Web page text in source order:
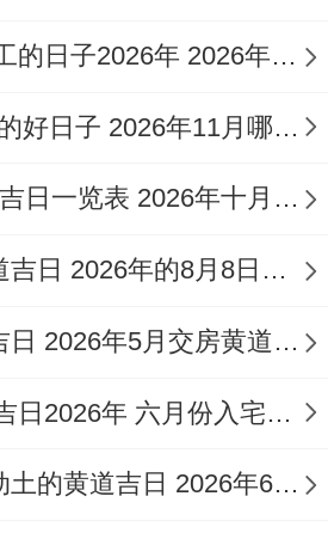
九| 星期日| 朱雀（黑道
， 12月24日的吉日指数高
四月适合装修开工的日子2026年 2026年四月份适合装修开工的黄道吉日
2026十一月订婚的好日子 2026年11月哪天订婚好
2026年10月动土吉日一览表 2026年十月六日能动土吗
2026年的8月黄道吉日 2026年的8月8日是星期几
2026年5月收房吉日 2026年5月交房黄道吉日
六月份入宅黄道吉日2026年 六月份入宅黄道吉日查询
2026年7月适合动土的黄道吉日 2026年6月动土的黄道吉日